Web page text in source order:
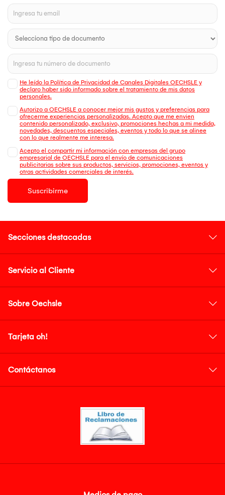
He leído la Política de Privacidad de Canales Digitales OECHSLE y
declaro haber sido informado sobre el tratamiento de mis datos
personales.
Autorizo a OECHSLE a conocer mejor mis gustos y preferencias para
ofrecerme experiencias personalizadas. Acepto que me envien
contenido personalizado, exclusivo, promociones hechas a mi medida,
novedades, descuentos especiales, eventos y todo lo que se alinee
con lo que realmente me interesa.
Acepto el compartir mi información con empresas del grupo
empresarial de OECHSLE para el envío de comunicaciones
publicitarias sobre sus productos, servicios, promociones, eventos y
otras actividades comerciales de interés.
Suscribirme
Secciones destacadas
Servicio al Cliente
Sobre Oechsle
Tarjeta oh!
Contáctanos